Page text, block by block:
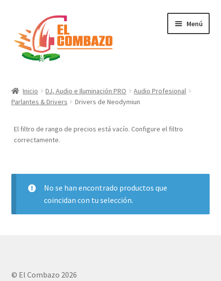
Menú
DJ, Audio e Iluminación PRO
Grabación de Audio & Video
Hogar
Inicio DJ, Audio e Iluminación PRO
Audio Profesional
Parlantes & Drivers
Drivers de Neodymiun
No se han encontrado productos que
coincidan con tu selección.
El filtro de rango de precios está vacío. Configure el filtro
correctamente.
© El Combazo 2026